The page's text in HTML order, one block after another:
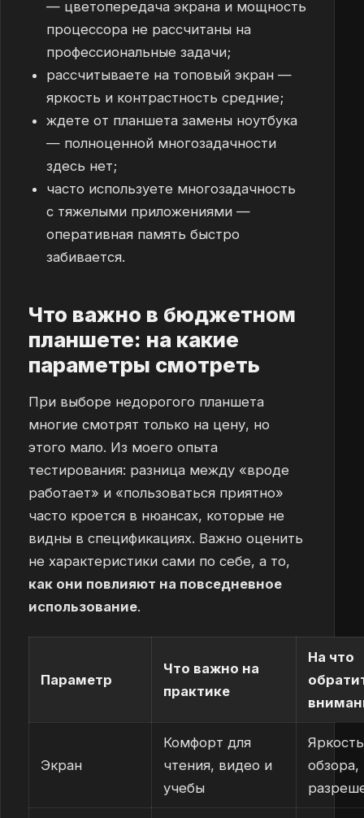
— цветопередача экрана и мощность
процессора не рассчитаны на
профессиональные задачи;
рассчитываете на топовый экран —
яркость и контрастность средние;
ждете от планшета замены ноутбука
— полноценной многозадачности
здесь нет;
часто используете многозадачность
с тяжелыми приложениями —
оперативная память быстро
забивается.
Что важно в бюджетном
планшете: на какие
параметры смотреть
При выборе недорогого планшета
многие смотрят только на цену, но
этого мало. Из моего опыта
тестирования: разница между «вроде
работает» и «пользоваться приятно»
часто кроется в нюансах, которые не
видны в спецификациях. Важно оценить
не характеристики сами по себе, а то,
как они повлияют на повседневное
использование.
Параметр
Что важно на
практике
На что
Экран
Комфорт для
чтения, видео и
учебы
обзора,